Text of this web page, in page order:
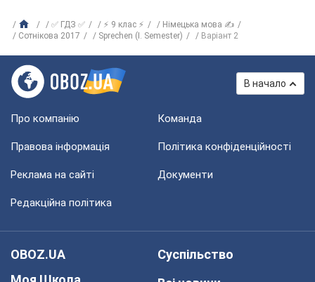
✅ ГДЗ ✅ ⚡ 9 клас ⚡
Німецька мова ✍
Сотнікова 2017
Sprechen (I. Semester) Варіант 2
В начало
Про компанію Команда
Правова інформація Політика конфіденційності
Реклама на сайті Документи
Редакційна політика
OBOZ.UA
Суспільство